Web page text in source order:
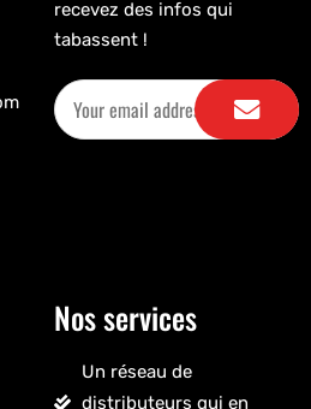
recevez des infos qui
tabassent !
Nos services
Un réseau de
distributeurs qui en